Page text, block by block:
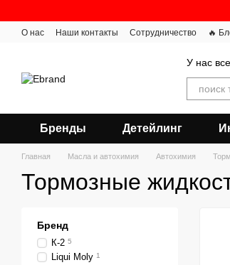
О нас Наши контакты Сотрудничество 🔥
У нас
Бренды Детейлинг
Главная Масла и автохимия Автохимия
Тормозные
Бренд
К-2 5
Liqui Moly 1